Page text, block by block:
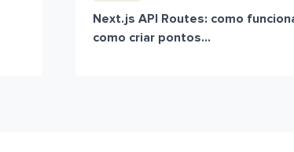
Next.js API Routes: como
como criar pontos...